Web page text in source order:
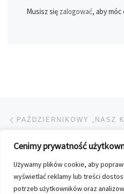
Cenimy prywatność
Używamy plików cookie, aby
wyświetlać reklamy lub treści
potrzeb użytkowników oraz
Musisz się zalogować, aby móc
Przeglądanie
NA PÓŁKACH